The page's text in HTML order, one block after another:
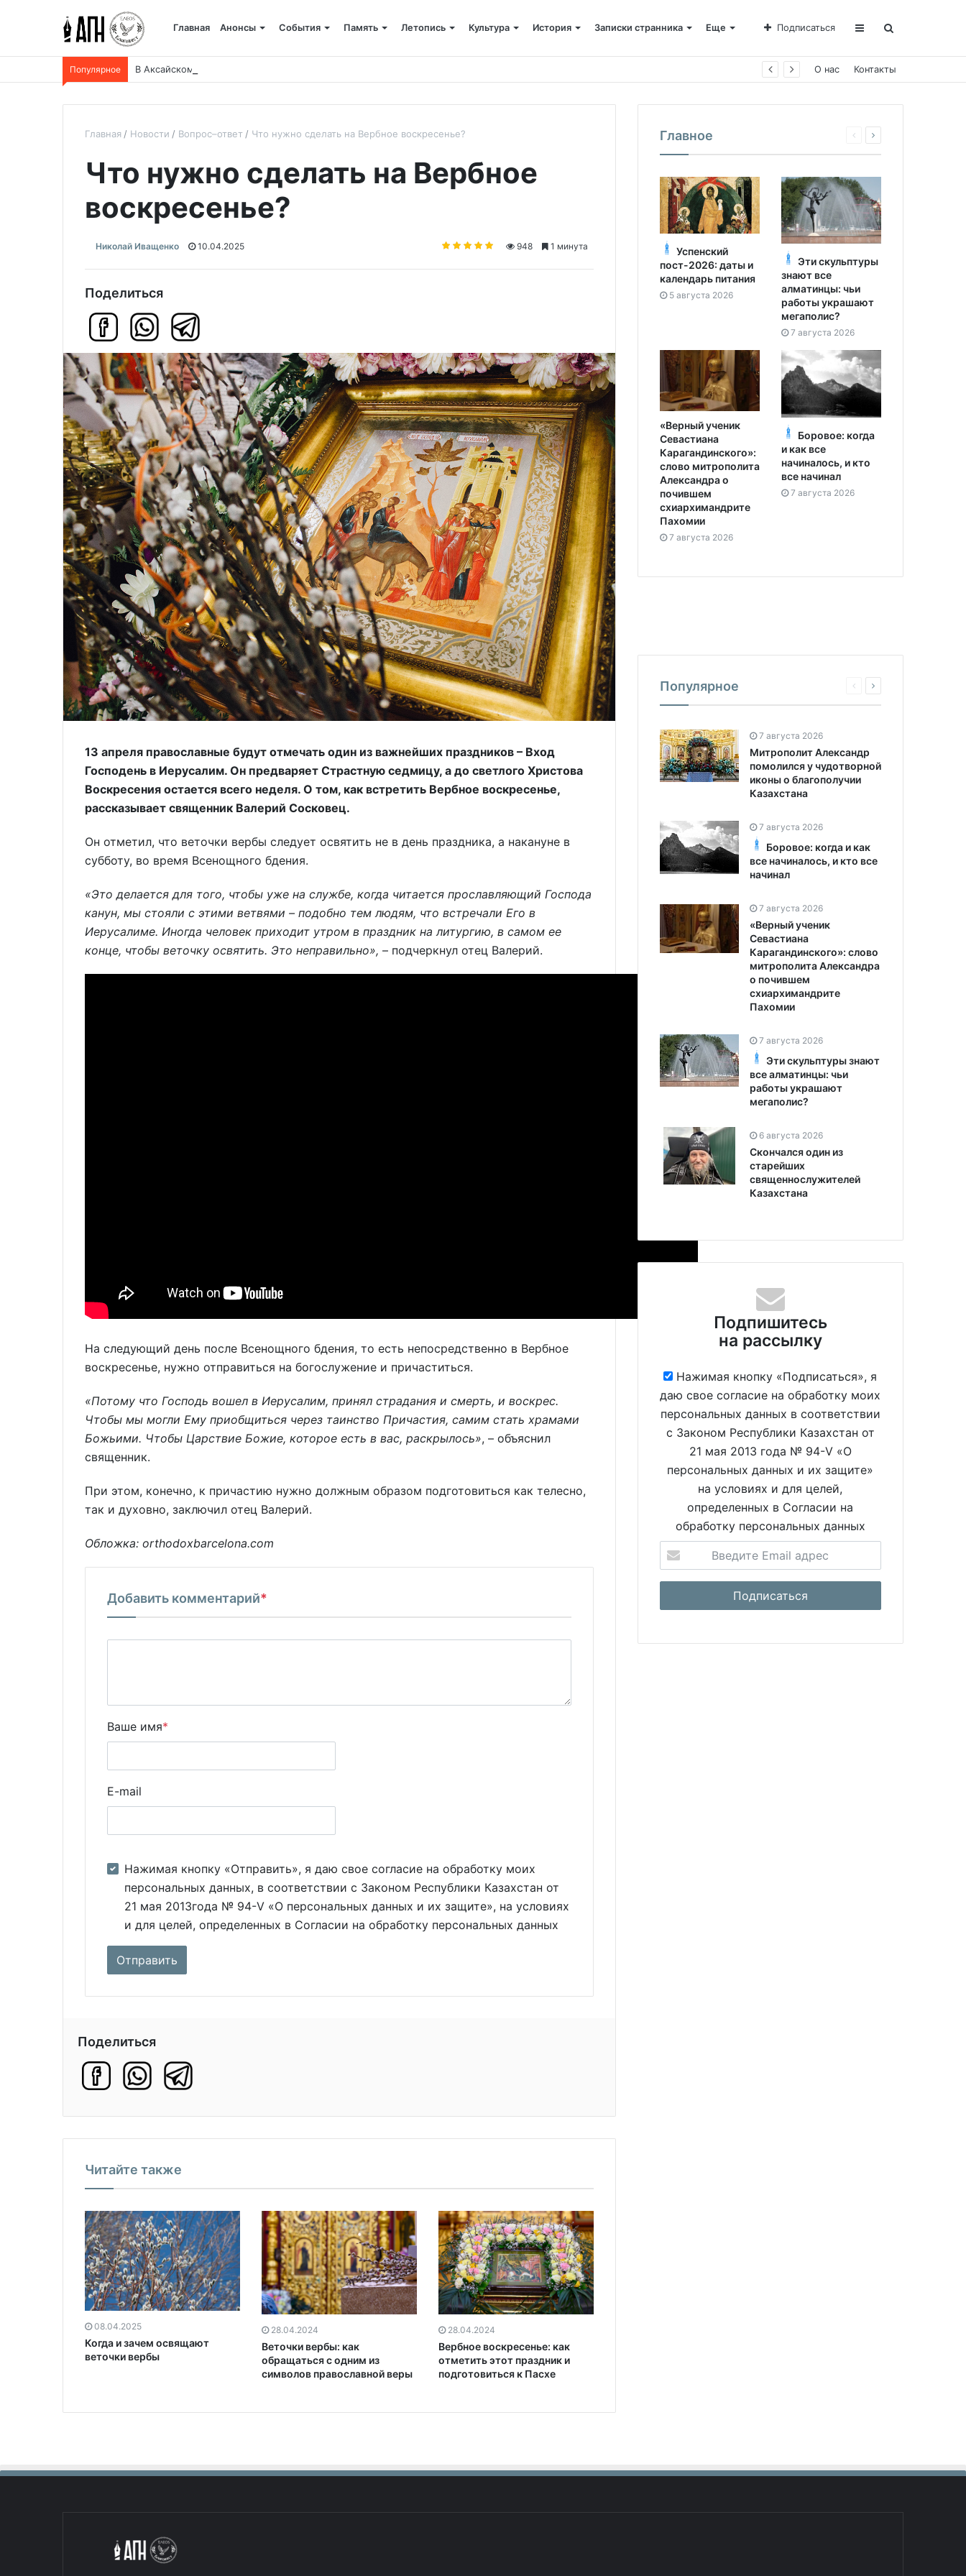
Главная Анонсы События Память Летопись Культура История Записки странника Еще Подписаться
Популярное В Аксайском ските состоится торжественное богослужение в память о святых Серафиме и Феогносте О нас Контакты
Главная Новости Вопрос–ответ Что нужно сделать на Вербное воскресенье?
Что нужно сделать на Вербное
воскресенье?
Николай Иващенко 10.04.2025 948 1 минута
Поделиться
13 апреля православные будут отмечать один из важнейших праздников – Вход
Господень в Иерусалим. Он предваряет Страстную седмицу, а до светлого Христова
Воскресения остается всего неделя. О том, как встретить Вербное воскресенье,
рассказывает священник Валерий Сосковец.
Он отметил, что веточки вербы следует освятить не в день праздника, а накануне в
субботу, во время Всенощного бдения.
«Это делается для того, чтобы уже на службе, когда читается прославляющий Господа
канун, мы стояли с этими ветвями – подобно тем людям, что встречали Его в
Иерусалиме. Иногда человек приходит утром в праздник на литургию, в самом ее
конце, чтобы веточку освятить. Это неправильно», – подчеркнул отец Валерий.
На следующий день после Всенощного бдения, то есть непосредственно в Вербное
воскресенье, нужно отправиться на богослужение и причаститься.
«Потому что Господь вошел в Иерусалим, принял страдания и смерть, и воскрес.
Чтобы мы могли Ему приобщиться через таинство Причастия, самим стать храмами
Божьими. Чтобы Царствие Божие, которое есть в вас, раскрылось», – объяснил
священник.
При этом, конечно, к причастию нужно должным образом подготовиться как телесно,
так и духовно, заключил отец Валерий.
Обложка: orthodoxbarcelona.com
Добавить комментарий*
Ваше имя*
E-mail
Нажимая кнопку «Отправить», я даю свое согласие на обработку моих
персональных данных, в соответствии с Законом Республики Казахстан от
21 мая 2013года № 94-V «О персональных данных и их защите», на условиях
и для целей, определенных в Согласии на обработку персональных данных
Поделиться
Читайте также
08.04.2025
Когда и зачем освящают
веточки вербы
28.04.2024
Веточки вербы: как
обращаться с одним из
символов православной веры
28.04.2024
Вербное воскресенье: как
отметить этот праздник и
подготовиться к Пасхе
Главное
Успенский
пост-2026: даты и
календарь питания
5 августа 2026
Эти скульптуры
знают все
алматинцы: чьи
работы украшают
мегаполис?
7 августа 2026
«Верный ученик
Севастиана
Карагандинского»:
слово митрополита
Александра о
почившем
схиархимандрите
Пахомии
7 августа 2026
Боровое: когда
и как все
начиналось, и кто
все начинал
7 августа 2026
Популярное
7 августа 2026
Митрополит Александр
помолился у чудотворной
иконы о благополучии
Казахстана
7 августа 2026
Боровое: когда и как
все начиналось, и кто все
начинал
7 августа 2026
«Верный ученик
Севастиана
Карагандинского»: слово
митрополита Александра
о почившем
схиархимандрите
Пахомии
7 августа 2026
Эти скульптуры знают
все алматинцы: чьи
работы украшают
мегаполис?
6 августа 2026
Скончался один из
старейших
священнослужителей
Казахстана
Подпишитесь
на рассылку
Нажимая кнопку «Подписаться», я
даю свое согласие на обработку моих
персональных данных в соответствии
с Законом Республики Казахстан от
21 мая 2013 года № 94-V «О
персональных данных и их защите»
на условиях и для целей,
определенных в Согласии на
обработку персональных данных